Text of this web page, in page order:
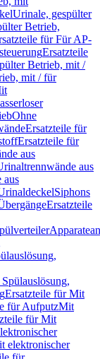
Urinale, gespülter
Betrieb,
für Für AP-
Ersatzteile
Betrieb, mit /
mit / für
Ohne
Ersatzteile für
Ersatzteile für
aus
aus
aus
Siphons
Ersatzteile
Ersatzteile für Mit
für AufputzMit
für Mit
elektronischer